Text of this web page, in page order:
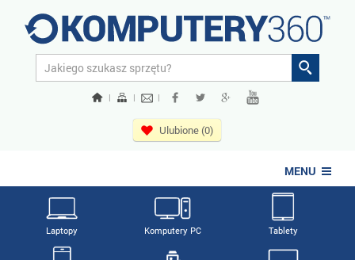
| | |
Ulubione (0)
MENU
Laptopy Komputery PC Tablety